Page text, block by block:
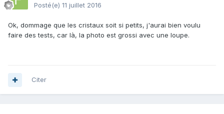
Posté(e) 11 juillet 2016
Ok, dommage que les cristaux soit si petits, j'aurai bien voulu
faire des tests, car là, la photo est grossi avec une loupe.
Citer